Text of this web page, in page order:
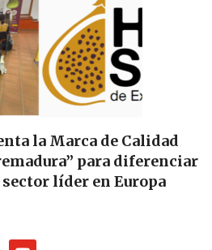
la Marca de Calidad
para diferenciar
líder en Europa